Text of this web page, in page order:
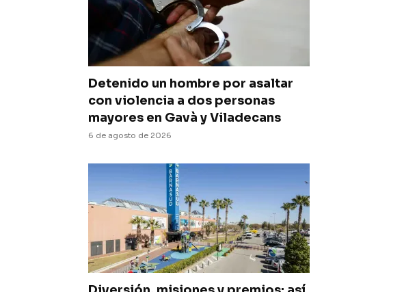
Detenido un hombre por asaltar
con violencia a dos personas
mayores en Gavà y Viladecans
6 de agosto de 2026